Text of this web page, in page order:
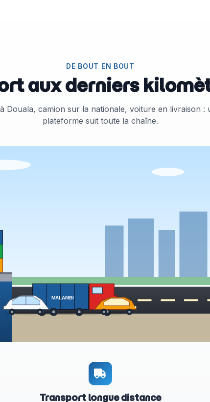
DE BOUT EN BOUT
aux derniers
Douala, camion sur la nationale, voiture en livraison :
plateforme suit toute la chaîne.
MALAMBI
Transport longue distance